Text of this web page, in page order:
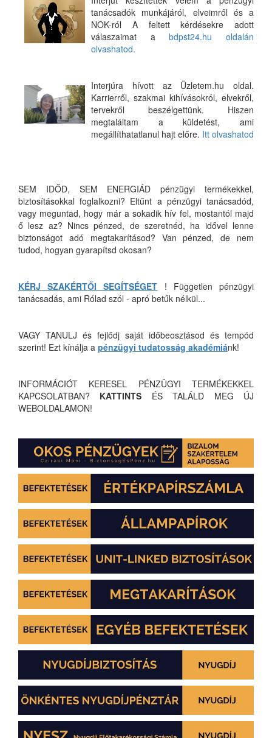
tanácsadók munkájáról, elveimről és a
NOK-ról A feltett kérdésekre adott
válaszaimat abdpst24.hu oldalán
olvashatod.
Interjúra hívott az Üzletem.hu oldal.
Karrierről, szakmai kihívásokról, elvekről,
tervekről beszélgettünk. Hiszen
megtaláltam a küldetést, ami
megállíthatatlanul hajt előre. Itt olvashatod
SEM IDŐD, SEM ENERGIÁD pénzügyi termékekkel,
biztosításokkal foglalkozni? Eltűnt a pénzügyi tanácsadód,
vagy meguntad, hogy már a sokadik hív fel, mostantól majd
ő lesz az? Nincs pénzed, de szeretnéd, ha idővel lenne
biztonságot adó megtakarításod? Van pénzed, de nem
tudod, hogyan gyarapítsd okosan?
KÉRJ SZAKÉRTŐI SEGÍTSÉGET ! Független pénzügyi
tanácsadás, ami Rólad szól - apró betűk nélkül...
VAGY TANULJ és fejlődj saját időbeosztásod és tempód
szerint! Ezt kínálja a pénzügyi tudatosság akadémiánk!
INFORMÁCIÓT KERESEL PÉNZÜGYI TERMÉKEKKEL
KAPCSOLATBAN? KATTINTS ÉS TALÁLD MEG ÚJ
WEBOLDALAMON!